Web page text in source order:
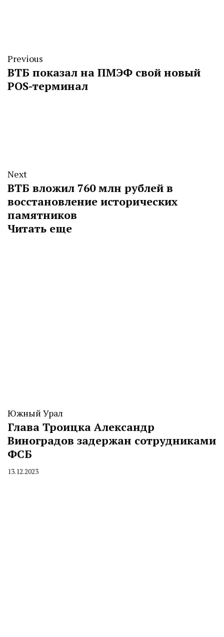
Previous
ВТБ показал на ПМЭФ свой новый
POS-терминал
Next
ВТБ вложил 760 млн рублей в
восстановление исторических
памятников
Читать еще
Южный Урал
Глава Троицка Александр
Виноградов задержан сотрудниками
ФСБ
By
13.12.2023